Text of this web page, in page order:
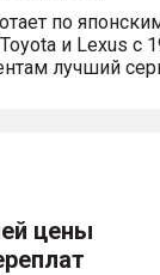
по
и Lexus с
лучший
цены